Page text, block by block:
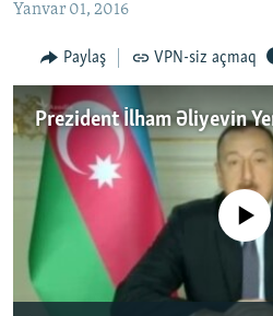
FƏRQƏ BAX
QANUNI DOĞRU
ARAŞDIRMA
MULTIMEDIA
VIDEO
FOTOQALEREYA
İNFOQRAFIKA
KARIKATURA
RADIO ARXIV
OXU ZALI
AZƏRBAYCAN ƏDƏBIYYATI KITABXANASI
İSLAM VƏ DEMOKRATIYA
HAQQIMIZDA
MISSIYAMIZ
PEŞƏ ETIKASI VƏ JURNALISTIKA
BIZI IZLƏ
Yanvar 01, 2016
Paylaş VPN-siz açmaq
Prezident İlham Əliyevin
No media source